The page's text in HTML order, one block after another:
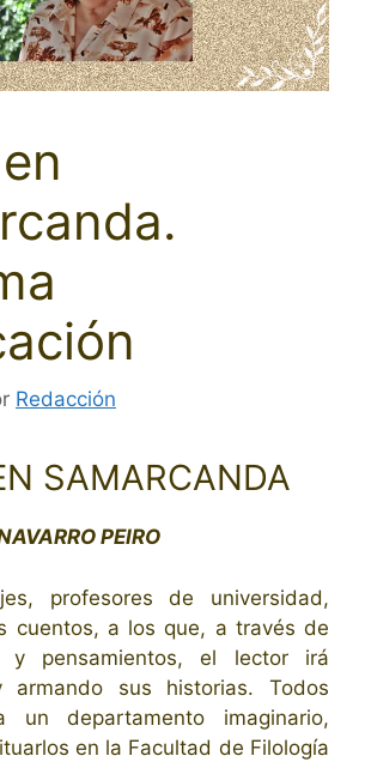
Redacción
SAMARCANDA
PEIRO
profesores de universidad,
cuentos, a los que, a través de
y pensamientos, el lector irá
armando sus historias. Todos
un departamento imaginario,
en la Facultad de Filología